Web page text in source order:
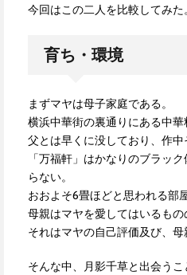
今回はこの二人を比較してみた。
育ち・環境
まずマヤは母子家庭である。
横浜中華街の裏通りにある中華
父とは早くに没しており、作中
「万福軒」はかなりのブラッ
らない。
おおよそ6畳ほどと思われる部
母親はマヤを愛してはいるもの
それはマヤの自己評価及び、
そんな中、月影千草と出会う